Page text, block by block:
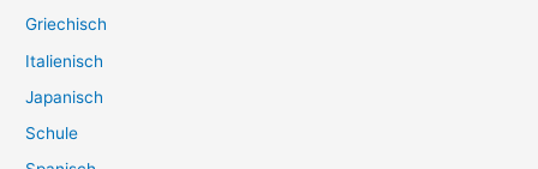
Griechisch
Italienisch
Japanisch
Schule